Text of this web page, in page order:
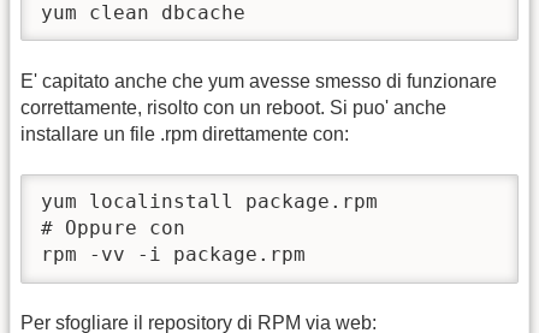
yum clean dbcache
E' capitato anche che yum avesse smesso di funzionare
correttamente, risolto con un reboot. Si puo' anche
installare un file .rpm direttamente con:
yum localinstall package.rpm
# Oppure con
rpm -vv -i package.rpm
Per sfogliare il repository di RPM via web: